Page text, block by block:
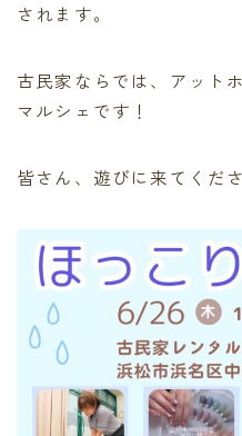
されます。
古民家ならでは、アット
マルシェです！
皆さん、遊びに来てくだ